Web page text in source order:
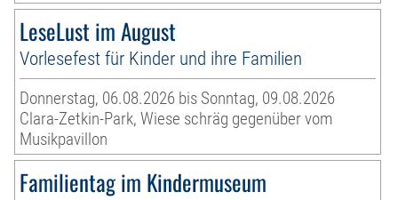
LeseLust im August
Vorlesefest für Kinder und ihre Familien
Donnerstag, 06.08.2026 bis Sonntag, 09.08.2026
Clara-Zetkin-Park, Wiese schräg gegenüber vom
Musikpavillon
Familientag im Kindermuseum